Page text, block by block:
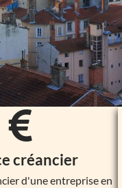
créancier
d'une entreprise en